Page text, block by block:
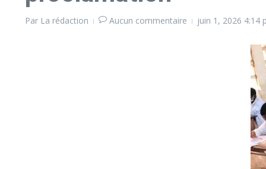
Par La rédaction Aucun commentaire juin 1, 2026 4:14